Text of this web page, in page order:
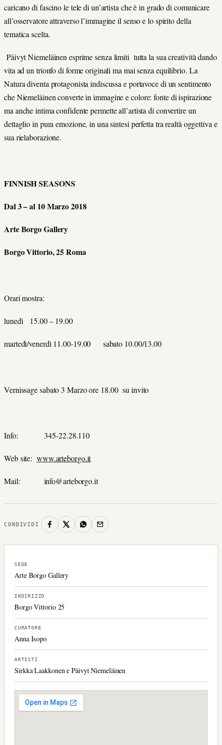
caricano di fascino le tele di un’artista che è in grado di comunicare
all’osservatore attraverso l’immagine il senso e lo spirito della
tematica scelta.
Päivyt Niemeläinen esprime senza limiti tutta la sua creatività dando
vita ad un trionfo di forme originali ma mai senza equilibrio. La
Natura diventa protagonista indiscussa e portavoce di un sentimento
che Niemeläinen converte in immagine e colore: fonte di ispirazione
ma anche intima confidente permette all’artista di convertire un
dettaglio in pura emozione, in una sintesi perfetta tra realtà oggettiva e
sua rielaborazione.
FINNISH SEASONS
Dal 3 – al 10 Marzo 2018
Arte Borgo Gallery
Borgo Vittorio, 25 Roma
Orari mostra:
lunedì 15.00 – 19.00
martedì/venerdì 11.00-19.00 sabato 10.00/13.00
Vernissage sabato 3 Marzo ore 18.00 su invito
Info: 345-22.28.110
Web site: www.arteborgo.it
Mail: info@arteborgo.it
CONDIVIDI
SEDE
Arte Borgo Gallery
INDIRIZZO
Borgo Vittorio 25
CURATORE
Anna Isopo
ARTISTI
Sirkka Laakkonen e Päivyt Niemeläinen